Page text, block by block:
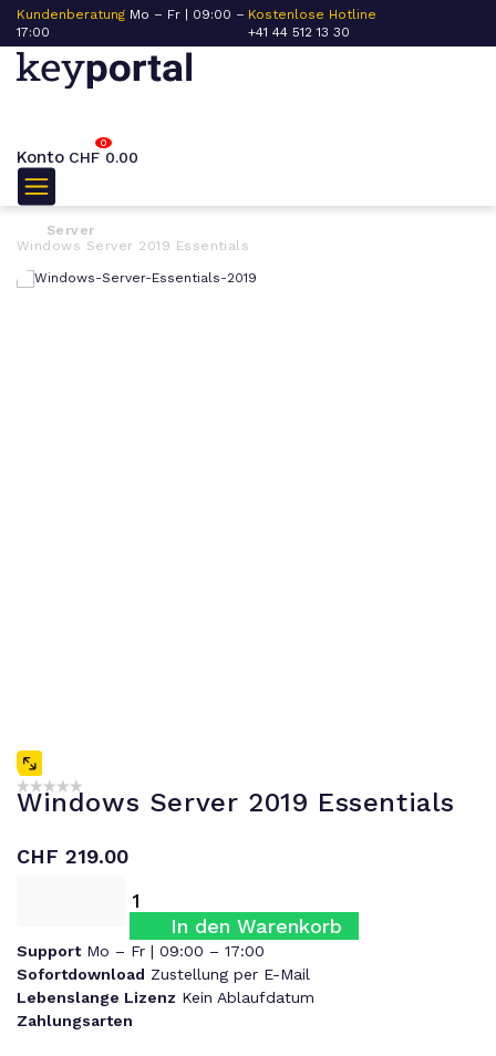
Kundenberatung Mo – Fr | 09:00 –
17:00
Kostenlose Hotline
+41 44 512 13 30
Konto
0
CHF 0.00
Server
Windows Server 2019 Essentials
Windows Server 2019 Essentials
CHF 219.00
In den Warenkorb
Support Mo – Fr | 09:00 – 17:00
Sofortdownload Zustellung per E-Mail
Lebenslange Lizenz Kein Ablaufdatum
Zahlungsarten